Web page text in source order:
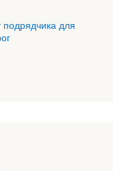
для